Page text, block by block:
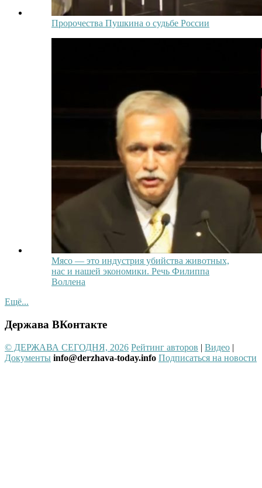
Пророчества Пушкина о судьбе России
Мясо — это индустрия убийства животных,
нас и нашей экономики. Речь Филиппа
Воллена
Ещё...
Держава ВКонтакте
© ДЕРЖАВА СЕГОДНЯ, 2026 Рейтинг авторов | Видео |
Документы info@derzhava-today.info Подписаться на новости